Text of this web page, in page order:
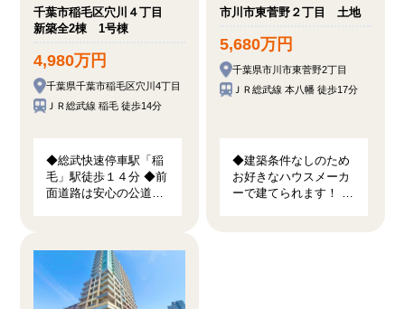
千葉市稲毛区穴川４丁目
新築全2棟 1号棟
4,980万円
千葉県千葉市稲毛区穴川4丁目
ＪＲ総武線 稲毛 徒歩14分
◆総武快速停車駅「稲
毛」駅徒歩１４分 ◆前
面道路は安心の公道面
市川市東菅野２丁目 土地
5,680万円
千葉県市川市東菅野2丁目
ＪＲ総武線 本八幡 徒歩17分
◆建築条件なしのため
お好きなハウスメーカ
ーで建てられます！ ◆